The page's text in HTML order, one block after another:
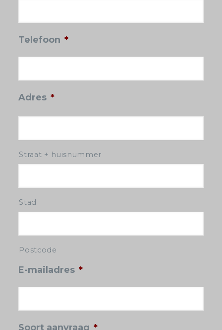
Telefoon *
Adres *
Straat + huisnummer
Stad
Postcode
E-mailadres *
Soort aanvraag *